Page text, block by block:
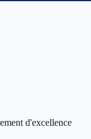
d'excellence